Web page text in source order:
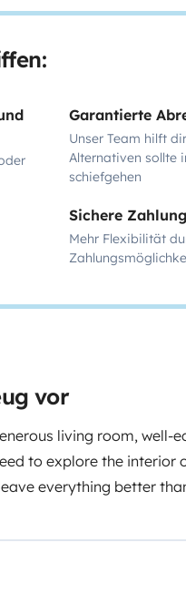
Garantierte
Unser Team hilft
Alternativen sollte
schiefgehen
Sichere Zahlung
Mehr Flexibilität
vor
living room, well-
to explore the interior
everything better